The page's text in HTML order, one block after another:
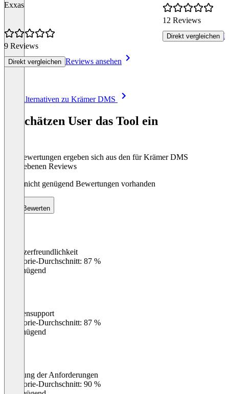
Exxas
9 Reviews
Direkt vergleichen Reviews ansehen
12 Reviews
Direkt vergleichen
Alle Alternativen zu Krämer DMS
So schätzen User das Tool ein
Die Bewertungen ergeben sich aus den für Krämer DMS
abgegebenen Reviews
Noch nicht genügend Bewertungen vorhanden
Bewerten
Benutzerfreundlichkeit
Kategorie-Durchschnitt: 87 %
Ungenügend
Kundensupport
Kategorie-Durchschnitt: 87 %
Ungenügend
Erfüllung der Anforderungen
Kategorie-Durchschnitt: 90 %